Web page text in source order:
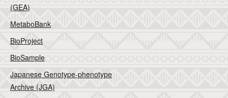
(GEA)
MetaboBank
BioProject
BioSample
Japanese Genotype-phenotype
Archive (JGA)